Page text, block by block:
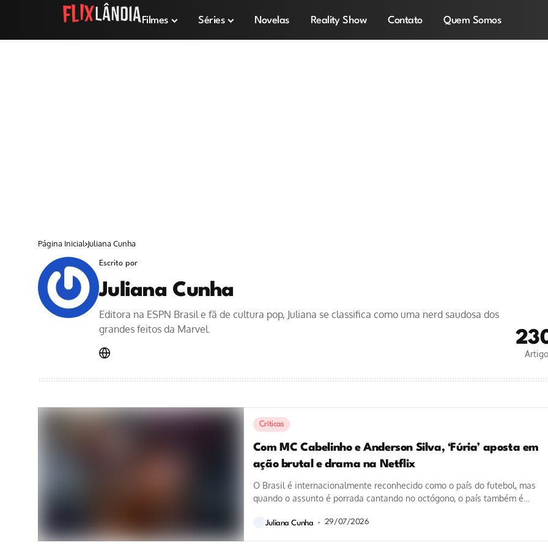
Filmes Séries Novelas Reality Show Contato Quem Somos
Página Inicial Juliana Cunha
Escrito por
Juliana Cunha
Editora na ESPN Brasil e fã de cultura pop, Juliana se classifica como uma nerd saudosa dos
grandes feitos da Marvel.
Críticas
Com MC Cabelinho e Anderson Silva, ‘Fúria’ aposta em
ação brutal e drama na Netflix
O Brasil é internacionalmente reconhecido como o país do futebol, mas
quando o assunto é porrada cantando no octógono, o país também é...
Juliana Cunha 29/07/2026